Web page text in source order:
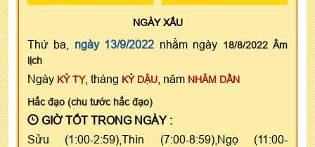
NGÀYXẤU
Thứ ba, ngày 13/9/2022 nhằm ngày 18/8/2022 Âm
lịch
Ngày KỶ TỴ, tháng KỶ DẬU , năm NHÂM DẦN
Hắc đạo (chu tước hắc đạo)
GIỜ TỐT TRONG NGÀY :
Sửu (1:00-2:59),Thìn (7:00-8:59),Ngọ (11:00-